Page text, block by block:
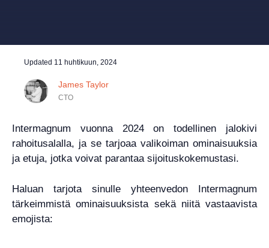
Updated 11 huhtikuun, 2024
James Taylor
CTO
Intermagnum vuonna 2024 on todellinen jalokivi
rahoitusalalla, ja se tarjoaa valikoiman ominaisuuksia
ja etuja, jotka voivat parantaa sijoituskokemustasi.
Haluan tarjota sinulle yhteenvedon Intermagnum
tärkeimmistä ominaisuuksista sekä niitä vastaavista
emojista: